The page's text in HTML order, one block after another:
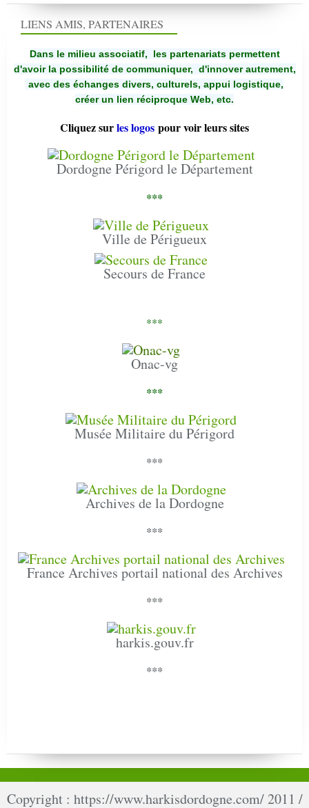
LIENS AMIS, PARTENAIRES
Dans le milieu associatif, les partenariats permettent
d'avoir la possibilité de communiquer, d'innover autrement,
avec des échanges divers, culturels, appui logistique,
créer un lien réciproque Web, etc.
Cliquez surles logos pour voir leurs sites
Dordogne Périgord le Département
***
Ville de Périgueux
Secours de France
***
Onac-vg
***
Musée Militaire du Périgord
***
Archives de la Dordogne
***
France Archives portail national des Archives
***
harkis.gouv.fr
***
Copyright : https://www.harkisdordogne.com/ 2011 /